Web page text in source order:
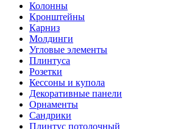
Колонны
Кронштейны
Карниз
Молдинги
Угловые элементы
Плинтуса
Розетки
Кессоны и купола
Декоративные панели
Орнаменты
Сандрики
Плинтус потолочный